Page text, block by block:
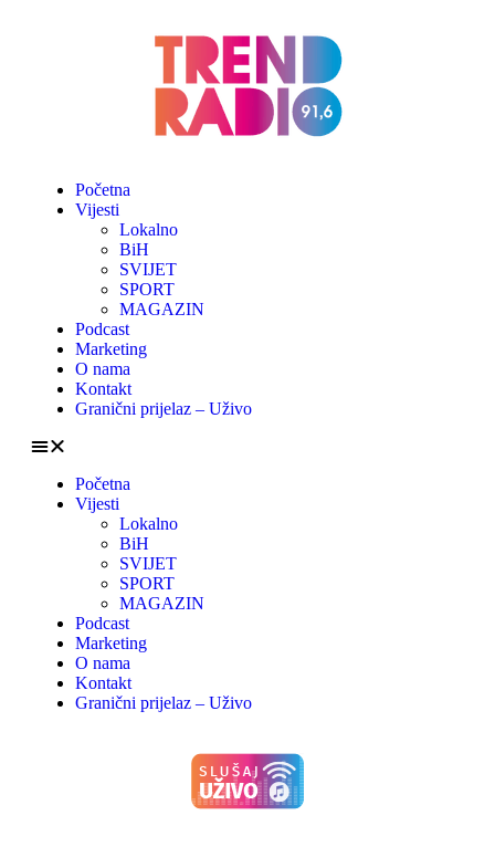
Početna
Vijesti
Lokalno
BiH
SVIJET
SPORT
MAGAZIN
Podcast
Marketing
O nama
Kontakt
Granični prijelaz – Uživo
Početna
Vijesti
Lokalno
BiH
SVIJET
SPORT
MAGAZIN
Podcast
Marketing
O nama
Kontakt
Granični prijelaz – Uživo